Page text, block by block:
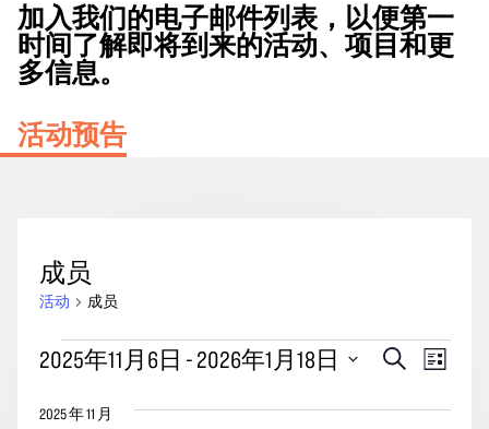
加入我们的电子邮件列表，以便第一
时间了解即将到来的活动、项目和更
多信息。
活动预告
成员
活动 成员
活
活
搜
搜
事
视
列
2025年11月6日 - 2026年1月18日
择
2025 年 11 月